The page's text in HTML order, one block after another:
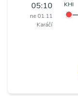
05:10
ne 01.11
Karáčí
KHI